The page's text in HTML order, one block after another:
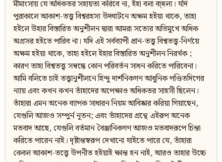
মীমাংসায় যে অধিকতর সহায়তা করিবে না, ইহা বলা বা্হুল্য। যদি
পুরাকালে আকাশ-তত্ত্ব বিশ্বরহস্য উদ্ঘাটনে অক্ষম হইয়া থাকে, তাহা
হইলে উহার বিস্তারিত অনুশীলন দ্বারা আমরা সত্যের অভিমুখে অধিক
অগ্রসর হইতে পারিব না। যদি এই সর্বব্যাপী প্রান-তত্ত্ব বিশ্বতত্ত্ব-নির্ণয়ে
অক্ষম হইয়া থাকে, তাহা হইলে ইহার বিস্তারিত অনুশীলন নিরর্থক ;
কারণ তাহা বিশ্বতত্ত্ব সম্বন্ধে কোন পরিবর্তন সাধন করিতে পারিবেনা।
আমি বলিতে চাই তত্ত্বানুশীলনে হিন্দু দার্শনিকগণ আধুনিক পণ্ডিতদিগের
ন্যায় এবং কখন কখন তাঁহাদের অপেক্ষাও অধিকতর সাহসী ছিলেন।
তাঁহারা এমন অনেক ব্যাপক সাধারন নিয়ম আবিষ্কার করিয়া গিয়াছেন,
যেগুলি আজও সম্পুর্ন নূতন; এবং তাঁহাদের গ্রন্থে এইরূপ অনেক
মতবাদ আছে, যেগুলি বর্তমান বৈঞ্জানিকগণ আজও মতবাদরূপে চিন্তা
করিতে পারেন নাই। দৃষ্টান্তস্বরূপ দেখানো যাইতে পারে যে, তাঁহারা
কেবল আকাশ-তত্ত্বে উপনীত হইয়াই ক্ষান্ত হন নাই, আরও তাহার উচ্চে